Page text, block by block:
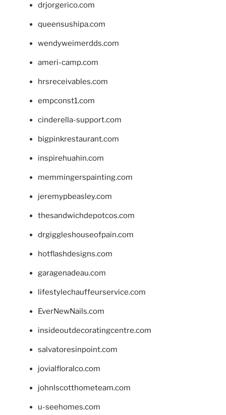
drjorgerico.com
queensushipa.com
wendyweimerdds.com
ameri-camp.com
hrsreceivables.com
empconst1.com
cinderella-support.com
bigpinkrestaurant.com
inspirehuahin.com
memmingerspainting.com
jeremypbeasley.com
thesandwichdepotcos.com
drgiggleshouseofpain.com
hotflashdesigns.com
garagenadeau.com
lifestylechauffeurservice.com
EverNewNails.com
insideoutdecoratingcentre.com
salvatoresinpoint.com
jovialfloralco.com
johnlscotthometeam.com
u-seehomes.com